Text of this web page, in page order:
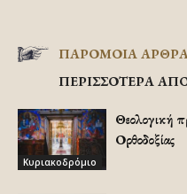
ΠΑΡΟΜΟΙΑ
ΠΕΡΙΣΣΟΤΕΡΑ
Κυριακοδρόμιο
Θεολογική
Ορθοδοξίας